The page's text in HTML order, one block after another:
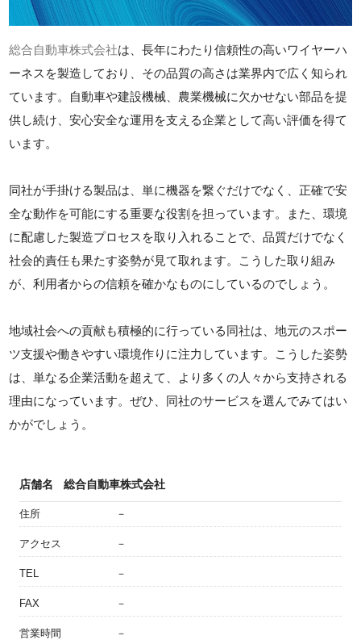
総合自動車株式会社は、長年にわたり信頼性の高いワイヤーハ
ーネスを製造しており、その品質の高さは業界内で広く知られ
ています。自動車や建設機械、農業機械に欠かせない部品を提
供し続け、安心安全な運用を支える企業として高い評価を得て
います。
同社が手掛ける製品は、単に機器を繋ぐだけでなく、正確で安
全な動作を可能にする重要な役割を担っています。また、環境
に配慮した製造プロセスを取り入れることで、品質だけでなく
社会的責任も果たす姿勢が見て取れます。こうした取り組み
が、利用者からの信頼を確かなものにしているのでしょう。
地域社会への貢献も積極的に行っている同社は、地元のスポー
ツ支援や働きやすい環境作りに注力しています。こうした姿勢
は、単なる企業活動を超えて、より多くの人々から支持される
理由になっています。ぜひ、同社のサービスを選んでみてはい
かがでしょう。
店舗名 総合自動車株式会社
住所 －
アクセス －
TEL －
FAX －
営業時間 －